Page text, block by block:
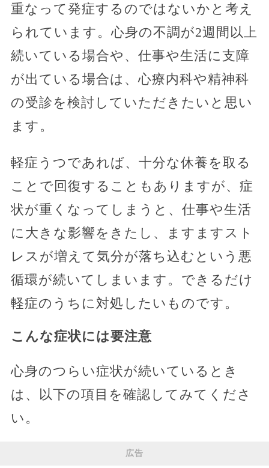
重なって発症するのではないかと考え
られています。心身の不調が2週間以上
続いている場合や、仕事や生活に支障
が出ている場合は、心療内科や精神科
の受診を検討していただきたいと思い
ます。
軽症うつであれば、十分な休養を取る
ことで回復することもありますが、症
状が重くなってしまうと、仕事や生活
に大きな影響をきたし、ますますスト
レスが増えて気分が落ち込むという悪
循環が続いてしまいます。できるだけ
軽症のうちに対処したいものです。
こんな症状には要注意
心身のつらい症状が続いているとき
は、以下の項目を確認してみてくださ
い。
広告